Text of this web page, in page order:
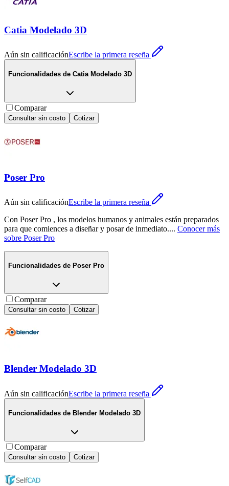
Catia Modelado 3D
Aún sin calificaciónEscribe la primera reseña
Funcionalidades de Catia Modelado 3D
Comparar
Consultar sin costo Cotizar
Poser Pro
Aún sin calificaciónEscribe la primera reseña
Con Poser Pro , los modelos humanos y animales están preparados
para que comiences a diseñar y posar de inmediato.... Conocer más
sobre Poser Pro
Funcionalidades de Poser Pro
Comparar
Consultar sin costo Cotizar
Blender Modelado 3D
Aún sin calificaciónEscribe la primera reseña
Funcionalidades de Blender Modelado 3D
Comparar
Consultar sin costo Cotizar